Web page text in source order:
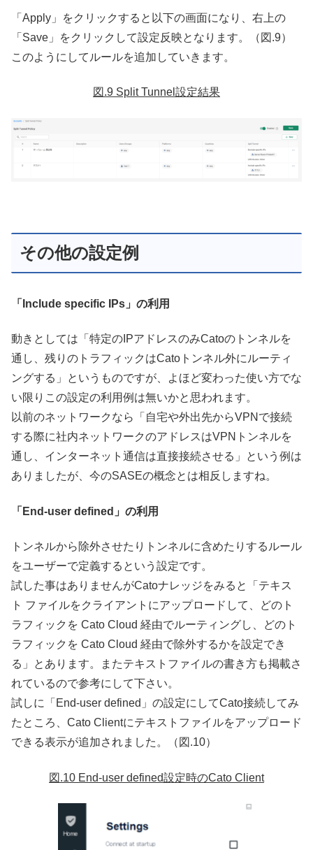
「Apply」をクリックすると以下の画面になり、右上の
「Save」をクリックして設定反映となります。（図.9）
このようにしてルールを追加していきます。
図.9 Split Tunnel設定結果
その他の設定例
「Include specific IPs」の利用
動きとしては「特定のIPアドレスのみCatoのトンネルを
通し、残りのトラフィックはCatoトンネル外にルーティ
ングする」というものですが、よほど変わった使い方でな
い限りこの設定の利用例は無いかと思われます。
以前のネットワークなら「自宅や外出先からVPNで接続
する際に社内ネットワークのアドレスはVPNトンネルを
通し、インターネット通信は直接接続させる」という例は
ありましたが、今のSASEの概念とは相反しますね。
「End-user defined」の利用
トンネルから除外させたりトンネルに含めたりするルール
をユーザーで定義するという設定です。
試した事はありませんがCatoナレッジをみると「テキス
ト ファイルをクライアントにアップロードして、どのト
ラフィックを Cato Cloud 経由でルーティングし、どのト
ラフィックを Cato Cloud 経由で除外するかを設定でき
る」とあります。またテキストファイルの書き方も掲載さ
れているので参考にして下さい。
試しに「End-user defined」の設定にしてCato接続してみ
たところ、Cato Clientにテキストファイルをアップロード
できる表示が追加されました。（図.10）
図.10 End-user defined設定時のCato Client